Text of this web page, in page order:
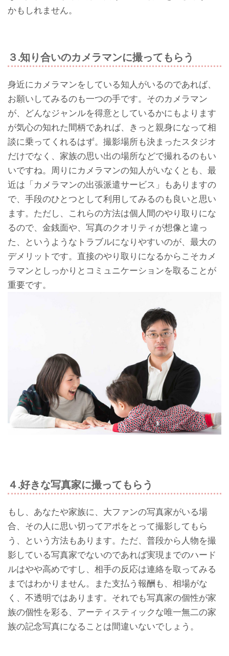
かもしれません。
３.知り合いのカメラマンに撮ってもらう
身近にカメラマンをしている知人がいるのであれば、
お願いしてみるのも一つの手です。そのカメラマン
が、どんなジャンルを得意としているかにもよります
が気心の知れた間柄であれば、きっと親身になって相
談に乗ってくれるはず。撮影場所も決まったスタジオ
だけでなく、家族の思い出の場所などで撮れるのもい
いですね。周りにカメラマンの知人がいなくとも、最
近は「カメラマンの出張派遣サービス」もありますの
で、手段のひとつとして利用してみるのも良いと思い
ます。ただし、これらの方法は個人間のやり取りにな
るので、金銭面や、写真のクオリティが想像と違っ
た、というようなトラブルになりやすいのが、最大の
デメリットです。直接のやり取りになるからこそカメ
ラマンとしっかりとコミュニケーションを取ることが
重要です。
４.好きな写真家に撮ってもらう
もし、あなたや家族に、大ファンの写真家がいる場
合、その人に思い切ってアポをとって撮影してもら
う、という方法もあります。ただ、普段から人物を撮
影している写真家でないのであれば実現までのハード
ルはやや高めですし、相手の反応は連絡を取ってみる
まではわかりません。また支払う報酬も、相場がな
く、不透明ではあります。それでも写真家の個性が家
族の個性を彩る、アーティスティックな唯一無二の家
族の記念写真になることは間違いないでしょう。